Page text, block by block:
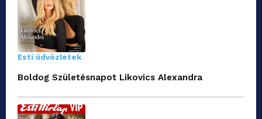
Esti üdvözletek
Boldog Születésnapot Likovics Alexandra